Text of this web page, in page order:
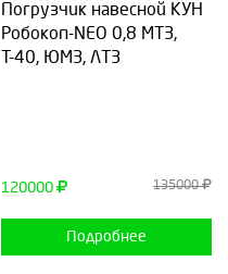
Погрузчик навесной КУН
Робокоп-NEO 0,8 МТЗ,
Т-40, ЮМЗ, ЛТЗ
120000 135000
Подробнее
Выберите количество: